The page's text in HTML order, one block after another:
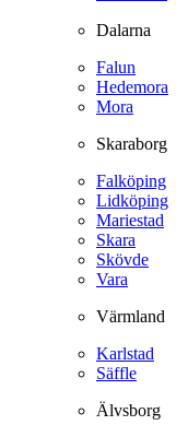
Dalarna
Falun
Hedemora
Mora
Skaraborg
Falköping
Lidköping
Mariestad
Skara
Skövde
Vara
Värmland
Karlstad
Säffle
Älvsborg